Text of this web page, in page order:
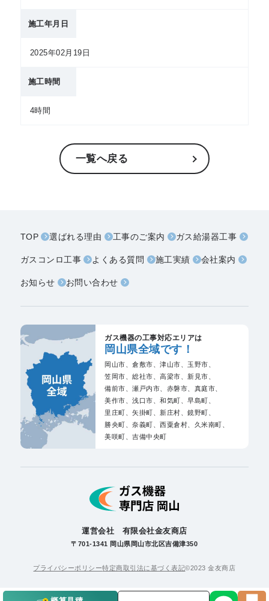
施工年月日
2025年02月19日
施工時間
4時間
一覧へ戻る
TOP 選ばれる理由 工事のご案内 ガス給湯器工事
ガスコンロ工事 よくある質問 施工実績 会社案内
お知らせ お問い合わせ
ガス機器の工事対応エリアは
岡山県全域です！
岡山市、倉敷市、津山市、 玉野市、
笠岡市、総社市、高梁市、 新見市、
備前市、瀬戸内市、 赤磐市、 真庭市、
美作市、浅口市、和気町、早島町、
里庄町、矢掛町、 新庄村、鏡野町、
勝央町、奈義町、西粟倉村、 久米南町、
美咲町、吉備中央町
運営会社 有限会社金友商店
〒701-1341 岡山県岡山市北区吉備津350
プライバシーポリシー特定商取引法に基づく表記©2023 金友商店